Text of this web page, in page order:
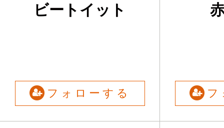
ビートイット
フォローする